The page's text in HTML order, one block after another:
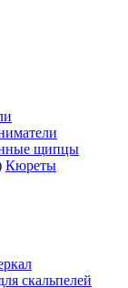
щипцы
Кюреты
скальпелей